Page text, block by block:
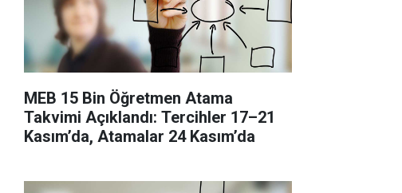
MEB 15 Bin Öğretmen Atama
Takvimi Açıklandı: Tercihler 17–21
Kasım’da, Atamalar 24 Kasım’da